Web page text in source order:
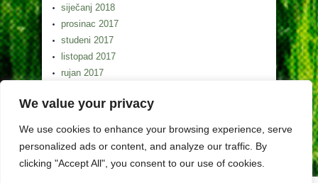
We value your privacy
We use cookies to enhance your browsing experience, serve
personalized ads or content, and analyze our traffic. By
clicking "Accept All", you consent to our use of cookies.
siječanj 2018
prosinac 2017
studeni 2017
listopad 2017
rujan 2017
srpanj 2017